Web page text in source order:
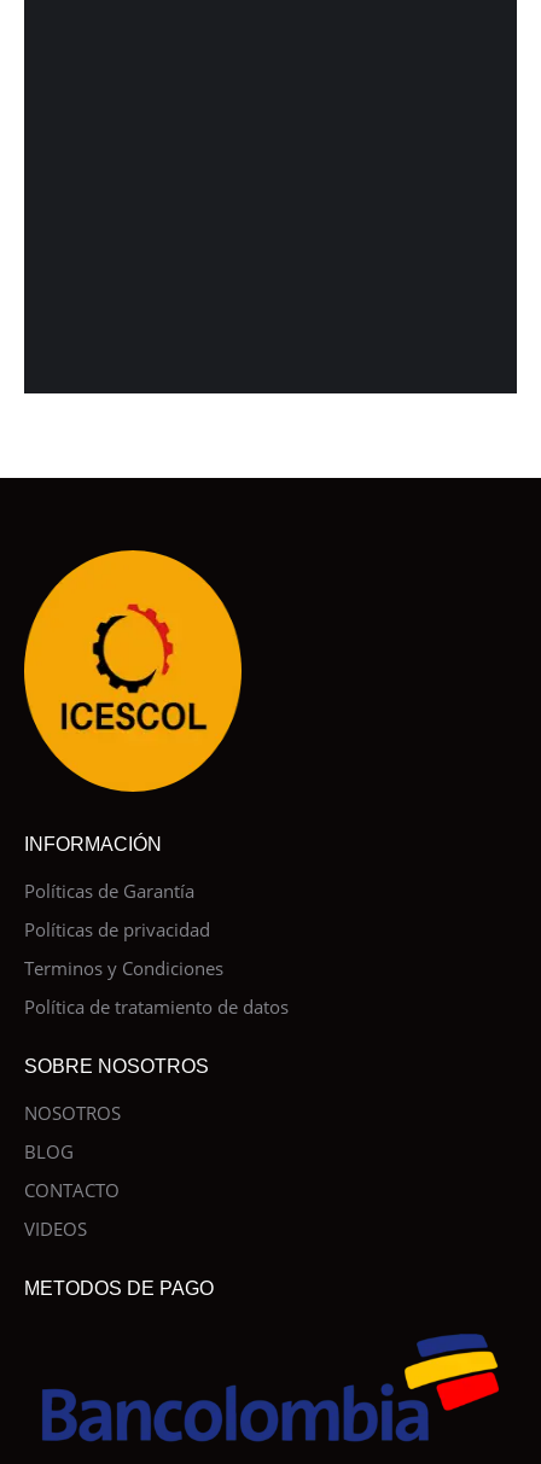
INFORMACIÓN
Políticas de Garantía
Políticas de privacidad
Terminos y Condiciones
Política de tratamiento de datos
SOBRE NOSOTROS
NOSOTROS
BLOG
CONTACTO
VIDEOS
METODOS DE PAGO